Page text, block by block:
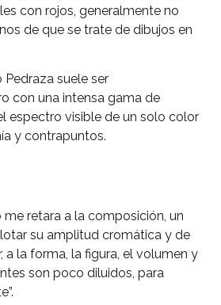
con rojos, generalmente no
de que se trate de dibujos en
Pedraza suele ser
con una intensa gama de
espectro visible de un solo color
y contrapuntos.
me retara a la composición, un
su amplitud cromática y de
a la forma, la figura, el volumen y
son poco diluidos, para